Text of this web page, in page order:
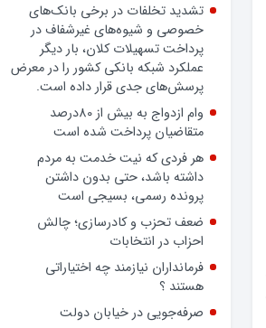
تشدید تخلفات در برخی بانک‌های
خصوصی و شیوه‌های غیرشفاف در
پرداخت تسهیلات کلان، بار دیگر
عملکرد شبکه بانکی کشور را در معرض
پرسش‌های جدی قرار داده است.
وام ازدواج به بیش از 80درصد
متقاضیان پرداخت شده است
هر فردی که نیت خدمت به مردم
داشته باشد، حتی بدون داشتن
پرونده رسمی، بسیجی است
ضعف تحزب و کادرسازی؛ چالش
احزاب در انتخابات
فرمانداران نیازمند چه اختیاراتی
هستند ؟
صرفه‌جویی در خیابان دولت